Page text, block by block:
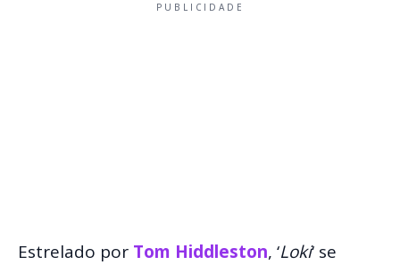
PUBLICIDADE
Estrelado por Tom Hiddleston, ‘Loki‘ se